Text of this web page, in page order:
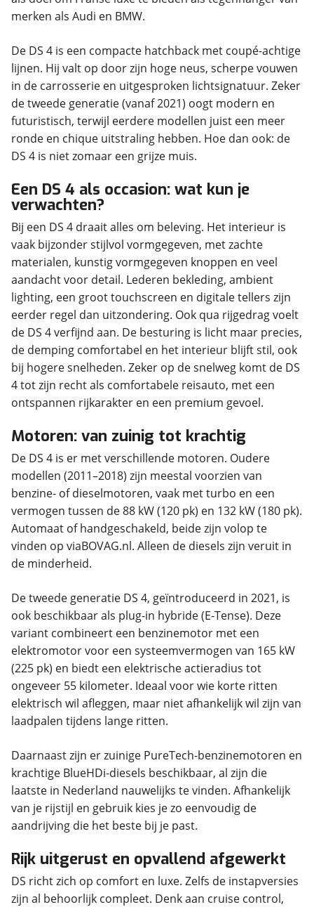
merken als Audi en BMW.
De DS 4 is een compacte hatchback met coupé-achtige
lijnen. Hij valt op door zijn hoge neus, scherpe vouwen
in de carrosserie en uitgesproken lichtsignatuur. Zeker
de tweede generatie (vanaf 2021) oogt modern en
futuristisch, terwijl eerdere modellen juist een meer
ronde en chique uitstraling hebben. Hoe dan ook: de
DS 4 is niet zomaar een grijze muis.
Een DS 4 als occasion: wat kun je
verwachten?
Bij een DS 4 draait alles om beleving. Het interieur is
vaak bijzonder stijlvol vormgegeven, met zachte
materialen, kunstig vormgegeven knoppen en veel
aandacht voor detail. Lederen bekleding, ambient
lighting, een groot touchscreen en digitale tellers zijn
eerder regel dan uitzondering. Ook qua rijgedrag voelt
de DS 4 verfijnd aan. De besturing is licht maar precies,
de demping comfortabel en het interieur blijft stil, ook
bij hogere snelheden. Zeker op de snelweg komt de DS
4 tot zijn recht als comfortabele reisauto, met een
ontspannen rijkarakter en een premium gevoel.
Motoren: van zuinig tot krachtig
De DS 4 is er met verschillende motoren. Oudere
modellen (2011–2018) zijn meestal voorzien van
benzine- of dieselmotoren, vaak met turbo en een
vermogen tussen de 88 kW (120 pk) en 132 kW (180 pk).
Automaat of handgeschakeld, beide zijn volop te
vinden op viaBOVAG.nl. Alleen de diesels zijn veruit in
de minderheid.
De tweede generatie DS 4, geïntroduceerd in 2021, is
ook beschikbaar als plug-in hybride (E-Tense). Deze
variant combineert een benzinemotor met een
elektromotor voor een systeemvermogen van 165 kW
(225 pk) en biedt een elektrische actieradius tot
ongeveer 55 kilometer. Ideaal voor wie korte ritten
elektrisch wil afleggen, maar niet afhankelijk wil zijn van
laadpalen tijdens lange ritten.
Daarnaast zijn er zuinige PureTech-benzinemotoren en
krachtige BlueHDi-diesels beschikbaar, al zijn die
laatste in Nederland nauwelijks te vinden. Afhankelijk
van je rijstijl en gebruik kies je zo eenvoudig de
aandrijving die het beste bij je past.
Rijk uitgerust en opvallend afgewerkt
DS richt zich op comfort en luxe. Zelfs de instapversies
zijn al behoorlijk compleet. Denk aan cruise control,